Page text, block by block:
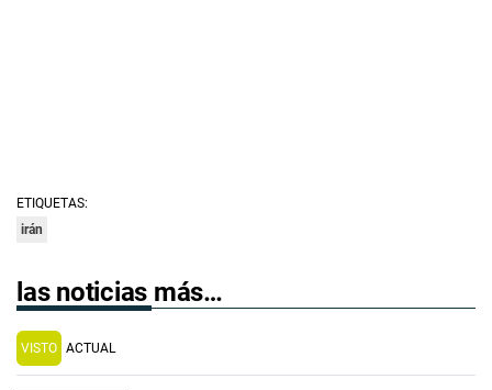
ETIQUETAS:
irán
las noticias más…
VISTO ACTUAL